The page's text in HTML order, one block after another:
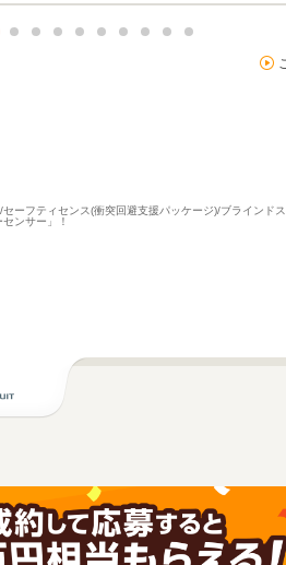
フティセンス(衝突回避支援パッケージ)/ブラインド
ンサー」！